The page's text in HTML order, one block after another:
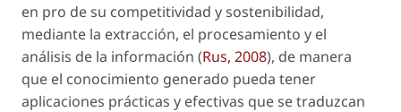
en pro de su competitividad y sostenibilidad,
mediante la extracción, el procesamiento y el
análisis de la información (Rus, 2008), de manera
que el conocimiento generado pueda tener
aplicaciones prácticas y efectivas que se traduzcan